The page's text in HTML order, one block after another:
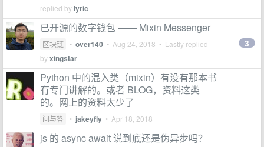
replied bylyric
已开源的数字钱包 —— Mixin Messenger
区块链 • over140 • Aug 24, 2018 • Lastly replied
byxingstar
3
Python 中的混入类（mixin）有没有那本书
有专门讲解的。或者 BLOG，资料这类
的。网上的资料太少了
问与答 • jakeyfly • Apr 18, 2018
js 的 async await 说到底还是伪异步吗？